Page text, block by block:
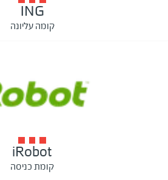
ING
קומה עליונה
iRobot
קומת כניסה